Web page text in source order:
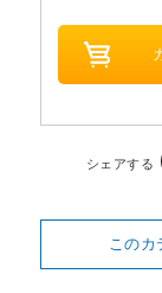
シェアする
このカ